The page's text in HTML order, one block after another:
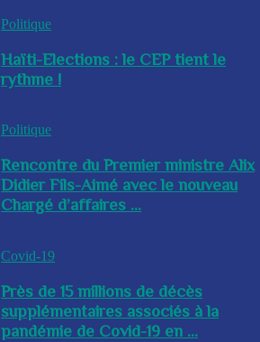
Politique
Haïti-Elections : le CEP tient le
rythme !
Politique
Rencontre du Premier ministre Alix
Didier Fils-Aimé avec le nouveau
Chargé d’affaires ...
Covid-19
Près de 15 millions de décès
supplémentaires associés à la
pandémie de Covid-19 en ...